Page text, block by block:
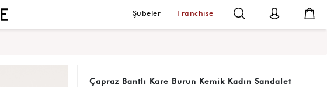
Şubeler Franchise
Çapraz Bantlı Kare Burun Kemik Kadın Sandalet